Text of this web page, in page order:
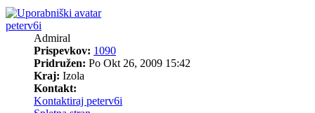
peterv6i
Admiral
Prispevkov: 1090
Pridružen: Po Okt 26, 2009 15:42
Kraj: Izola
Kontakt:
Kontaktiraj peterv6i